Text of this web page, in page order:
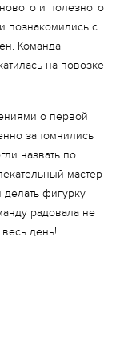
и полезного
познакомились с
Команда
на повозке
о первой
запомнились
назвать по
мастер-
фигурку
радовала не
день!